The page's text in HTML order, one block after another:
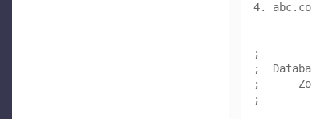
4.
;
;
;
;